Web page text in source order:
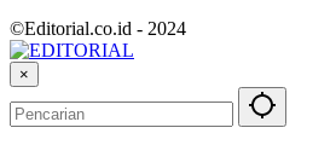
©Editorial.co.id - 2024
×